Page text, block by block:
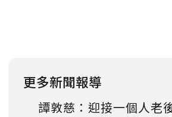
更多新聞報導
譚敦慈：迎接一個人老